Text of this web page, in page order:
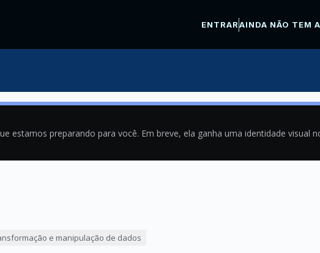
ENTRARAINDA NÃO TEM
estamos preparando para você. Em breve, ela ganha uma identidade visual
e manipulação de dados